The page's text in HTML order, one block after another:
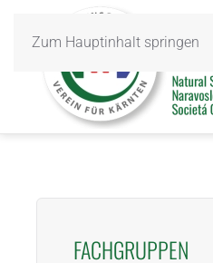
Zum Hauptinhalt springen
FACHGRUPPEN